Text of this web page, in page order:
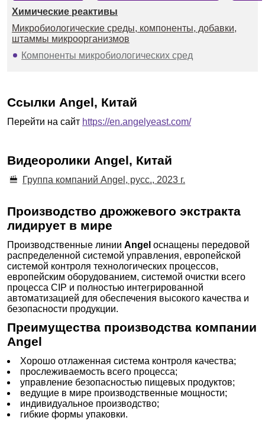
Химические реактивы
Микробиологические среды, компоненты, добавки,
штаммы микроорганизмов
Компоненты микробиологических сред
Ссылки Angel, Китай
Перейти на сайт https://en.angelyeast.com/
Видеоролики Angel, Китай
Группа компаний Angel, русс., 2023 г.
Производство дрожжевого экстракта
лидирует в мире
Производственные линии Angel оснащены передовой
распределенной системой управления, европейской
системой контроля технологических процессов,
европейским оборудованием, системой очистки всего
процесса CIP и полностью интегрированной
автоматизацией для обеспечения высокого качества и
безопасности продукции.
Преимущества производства компании
Angel
Хорошо отлаженная система контроля качества;
прослеживаемость всего процесса;
управление безопасностью пищевых продуктов;
ведущие в мире производственные мощности;
индивидуальное производство;
гибкие формы упаковки.